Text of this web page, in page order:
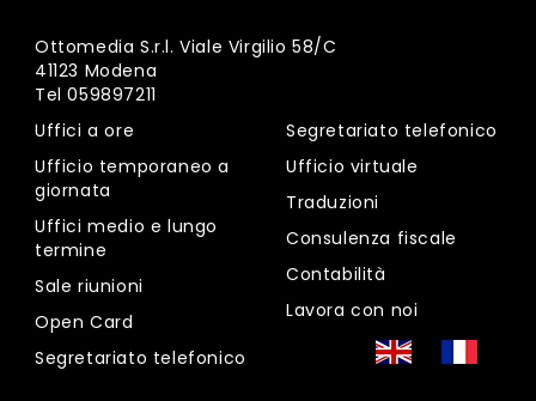
Ottomedia S.r.l. Viale Virgilio 58/C
41123 Modena
Tel059897211
Uffici a ore
Ufficio temporaneo a
giornata
Uffici medio e lungo
termine
Sale riunioni
Open Card
Segretariato telefonico
Segretariato telefonico
Ufficio virtuale
Traduzioni
Consulenza fiscale
Contabilità
Lavora con noi